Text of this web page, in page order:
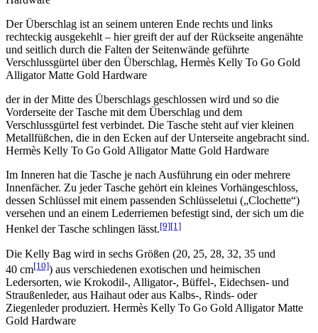
Der Überschlag ist an seinem unteren Ende rechts und links
rechteckig ausgekehlt – hier greift der auf der Rückseite angenähte
und seitlich durch die Falten der Seitenwände geführte
Verschlussgürtel über den Überschlag, Hermès Kelly To Go Gold
Alligator Matte Gold Hardware
der in der Mitte des Überschlags geschlossen wird und so die
Vorderseite der Tasche mit dem Überschlag und dem
Verschlussgürtel fest verbindet. Die Tasche steht auf vier kleinen
Metallfüßchen, die in den Ecken auf der Unterseite angebracht sind.
Hermès Kelly To Go Gold Alligator Matte Gold Hardware
Im Inneren hat die Tasche je nach Ausführung ein oder mehrere
Innenfächer. Zu jeder Tasche gehört ein kleines Vorhängeschloss,
dessen Schlüssel mit einem passenden Schlüsseletui („Clochette“)
versehen und an einem Lederriemen befestigt sind, der sich um die
Henkel der Tasche schlingen lässt.[9][1]
Die Kelly Bag wird in sechs Größen (20, 25, 28, 32, 35 und
40 cm[10]) aus verschiedenen exotischen und heimischen
Ledersorten, wie Krokodil-, Alligator-, Büffel-, Eidechsen- und
Straußenleder, aus Haihaut oder aus Kalbs-, Rinds- oder
Ziegenleder produziert. Hermès Kelly To Go Gold Alligator Matte
Gold Hardware